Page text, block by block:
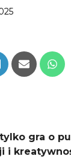
Share
on
Share
on
gra o
i